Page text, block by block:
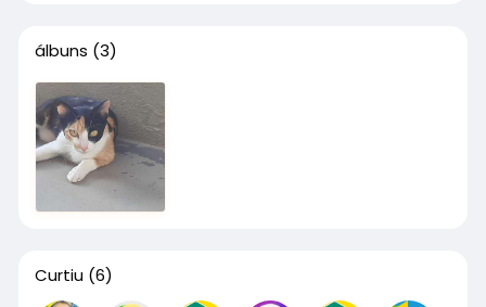
álbuns (3)
Curtiu (6)